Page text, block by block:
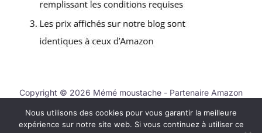
Copyright © 2026 Mémé moustache - Partenaire Amazon
Contact
Mentions légales
Nous utilisons des cookies pour vous garantir la meilleure
expérience sur notre site web. Si vous continuez à utiliser ce